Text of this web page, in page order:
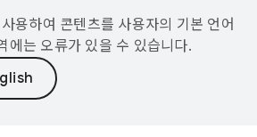
용하여 콘텐츠를 사용자의 기본 언어
에는 오류가 있을 수 있습니다.